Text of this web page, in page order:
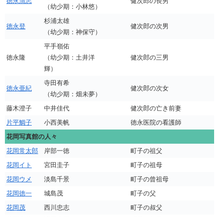
（幼少期：小林悠）
徳永登
杉浦太雄
（幼少期：神保守）
健次郎の次男
徳永隆
平手嶺佑
（幼少期：土井洋
輝）
健次郎の三男
徳永亜紀
寺田有希
（幼少期：畑未夢）
健次郎の次女
藤木澄子 中井佳代
健次郎の亡き前妻
片平鯛子
小西美帆
徳永医院の看護師
花岡写真館の人々
花岡常太郎
岸部一徳
町子の祖父
花岡イト
宮田圭子
町子の祖母
花岡ウメ
淡島千景
町子の曾祖母
花岡徳一
城島茂
町子の父
花岡茂
西川忠志
町子の叔父